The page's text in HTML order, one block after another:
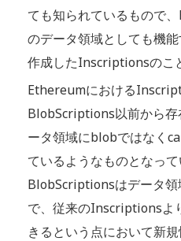
ても知られているもので
のデータ領域としても機
作成したInscriptionsのこ
Ethereumにおける
BlobScriptions以前から
ータ領域にblobではなく
ているようなものとなって
BlobScriptionsはデータ
で、従来のInscriptionsよ
きるという点において新規